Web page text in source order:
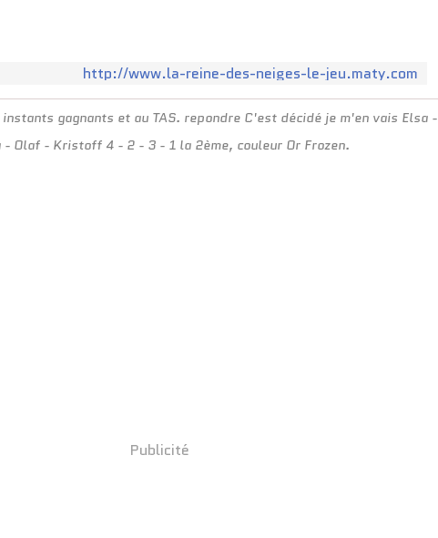
http://www.la-reine-des-neiges-le-jeu.maty.com
gagnants et au TAS. repondre C'est décidé je m'en vais Elsa -
- Olaf - Kristoff 4 - 2 - 3 - 1 la 2ème, couleur Or Frozen.
Publicité